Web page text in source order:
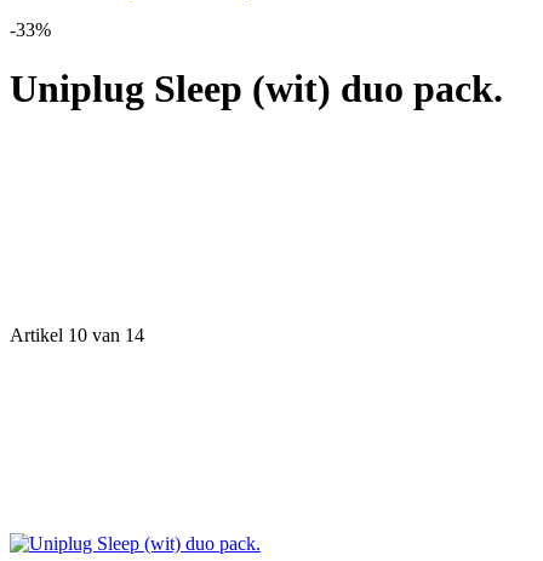
-33%
Uniplug Sleep (wit) duo pack.
Artikel 10 van 14